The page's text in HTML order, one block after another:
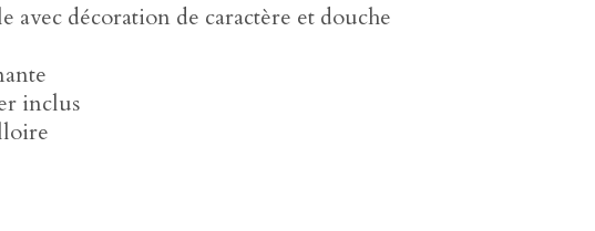
avec décoration de caractère et douche
inclus